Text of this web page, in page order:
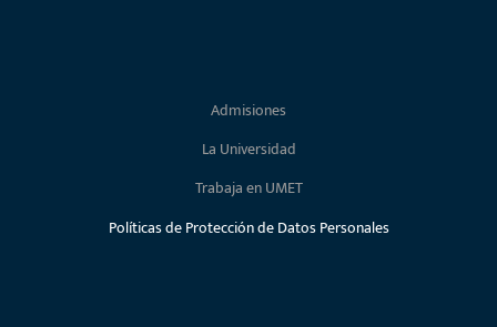
Admisiones
La Universidad
Trabaja en UMET
Políticas de Protección de Datos Personales